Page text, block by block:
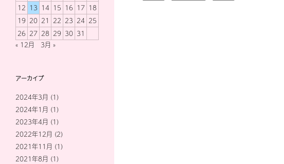
12 13 14 15 16 17 18
19 20 21 22 23 24 25
26 27 28 29 30 31
« 12月
3月 »
アーカイブ
2024年3月 (1)
2024年1月 (1)
2023年4月 (1)
2022年12月 (2)
2021年11月 (1)
2021年8月 (1)